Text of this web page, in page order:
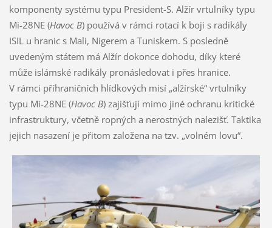
komponenty systému typu President-S. Alžír vrtulníky typu
Mi-28NE (Havoc B) používá v rámci rotací k boji s radikály
ISIL u hranic s Mali, Nigerem a Tuniskem. S posledně
uvedeným státem má Alžír dokonce dohodu, díky které
může islámské radikály pronásledovat i přes hranice.
V rámci příhraničních hlídkových misí „alžírské“ vrtulníky
typu Mi-28NE (Havoc B) zajišťují mimo jiné ochranu kritické
infrastruktury, včetně ropných a nerostných nalezišť. Taktika
jejich nasazení je přitom založena na tzv. „volném lovu“.